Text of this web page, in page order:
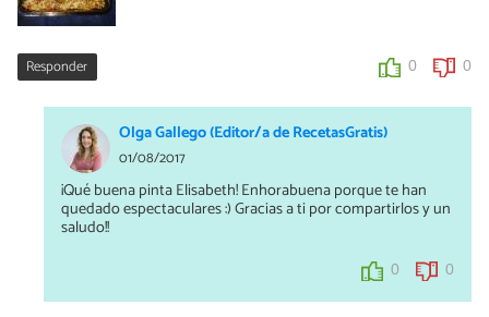
Responder 0 0
Olga Gallego (Editor/a de RecetasGratis)
01/08/2017
¡Qué buena pinta Elisabeth! Enhorabuena porque te han
quedado espectaculares :) Gracias a ti por compartirlos y un
saludo!!
0 0